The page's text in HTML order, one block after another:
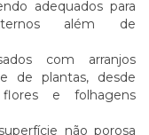
adequados para
além de
com arranjos
de plantas, desde
e folhagens
não porosa